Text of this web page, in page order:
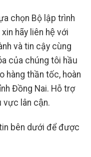
chọn Bộ lập trình
xin hãy liên hệ với
và tin cậy cùng
của chúng tôi hầu
hàng thần tốc, hoàn
Đồng Nai. Hỗ trợ
vực lân cận.
bên dưới để được